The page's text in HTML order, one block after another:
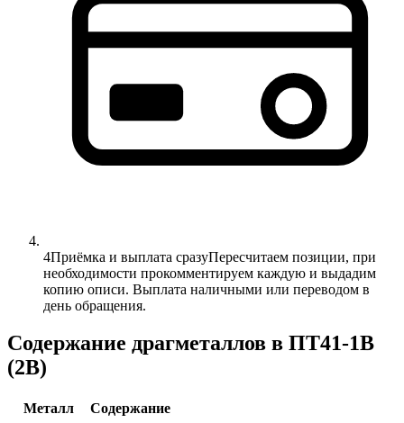
4Приёмка и выплата сразуПересчитаем позиции, при
необходимости прокомментируем каждую и выдадим
копию описи. Выплата наличными или переводом в
день обращения.
Содержание драгметаллов в ПТ41-1В
(2В)
Металл
Содержание